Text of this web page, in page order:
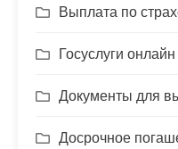
Выплата по
Госуслуги онлайн
Документы для
Досрочное